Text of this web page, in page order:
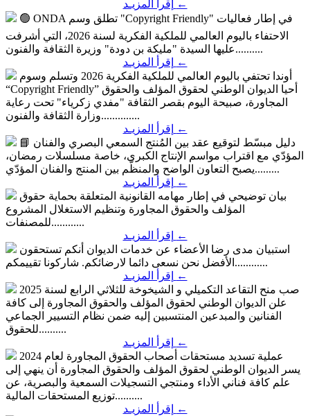
←
🟢 ONDA تطلق وسم "Copyright Friendly" في إطار فعاليات
الاحتفاء باليوم العالمي للملكية الفكرية لسنة 2026، التي أشرفت
عليها السيدة "مليكة بن دودة" وزيرة الثقافة والفنون..........
←
أوندا تحتفي باليوم العالمي للملكية الفكرية 2026 وتسلم وسوم
“Copyright Friendly” أحيا الديوان الوطني لحقوق المؤلف والحقوق
المجاورة، صبيحة اليوم بقصر الثقافة "مفدي زكرياء" تحت رعاية
وزارة الثقافة والفنون..............
←
📘 دليل مبسّط لتوقيع عقد بين المُنتج السمعي البصري والفنان
المؤدّي مع اقتراب مواسم الإنتاج الكبرى، خاصة مسلسلات رمضان،
يصبح التعاون الواضح والمنظّم بين المنتج والفنان المؤدّي.........
←
بيان توضيحي في إطار مهامه القانونية المتعلقة بحماية حقوق
المؤلف والحقوق المجاورة وتنظيم الاستغلال المشروع
للمصنفات............
←
استبيان مدى رضا الأعضاء عن خدمات الديوان أنكم تستحقون
الأفضل نحن نسعى دائما لارضائكم. شاركونا تقييمكم............
←
صب منح التقاعد التكميلي و الشيخوخة للثلاثي الرابع لسنة 2025
علن الديوان الوطني لحقوق المؤلف والحقوق المجاورة إلى كافة
الفنانين والمبدعين المنتسبين إليه ضمن نظام التسيير الجماعي
للحقوق..........
←
عملية تسديد مستحقات أصحاب الحقوق المجاورة لعام 2024
يسر الديوان الوطني لحقوق المؤلف والحقوق المجاورة أن ينهي إلى
علم كافة فناني الأداء ومنتجي التسجيلات السمعية والبصرية، عن
توزيع المستحقات المالية..........
←